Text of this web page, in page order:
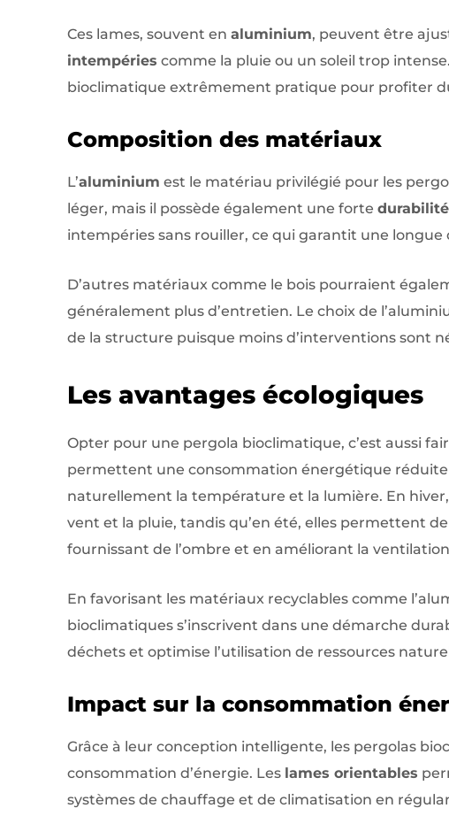
Ces lames, souvent en aluminium, peuvent être
intempéries comme la pluie ou un soleil trop
bioclimatique extrêmement pratique pour profiter
Composition des matériaux
L’aluminium est le matériau privilégié pour les
léger, mais il possède également une forte durabilité
intempéries sans rouiller, ce qui garantit une
D’autres matériaux comme le bois pourraient
généralement plus d’entretien. Le choix de
de la structure puisque moins d’interventions sont
Les avantages écologiques
Opter pour une pergola bioclimatique, c’est aussi
permettent une consommation énergétique réduite
naturellement la température et la lumière. En
vent et la pluie, tandis qu’en été, elles permettent
fournissant de l’ombre et en améliorant la
En favorisant les matériaux recyclables comme
bioclimatiques s’inscrivent dans une démarche
déchets et optimise l’utilisation de ressources
Impact sur la consommation
Grâce à leur conception intelligente, les pergolas
consommation d’énergie. Les lames orientables
systèmes de chauffage et de climatisation en